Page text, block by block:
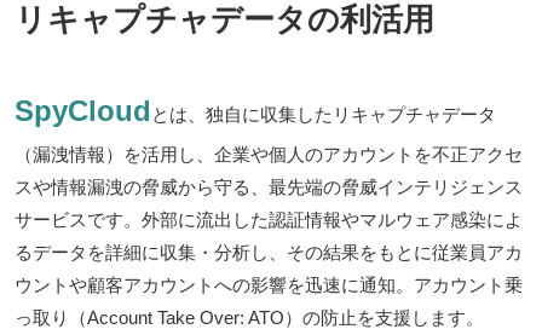
リキャプチャデータの利活用
SpyCloud とは、独自に収集したリキャプチャデータ
（漏洩情報）を活用し、企業や個人のアカウントを不正アクセ
スや情報漏洩の脅威から守る、最先端の脅威インテリジェンス
サービスです。外部に流出した認証情報やマルウェア感染によ
るデータを詳細に収集・分析し、その結果をもとに従業員アカ
ウントや顧客アカウントへの影響を迅速に通知。アカウント乗
っ取り（Account Take Over: ATO）の防止を支援します。